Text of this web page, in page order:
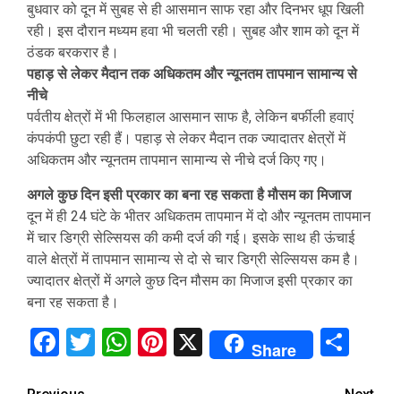
बुधवार को दून में सुबह से ही आसमान साफ रहा और दिनभर धूप खिली
रही। इस दौरान मध्यम हवा भी चलती रही। सुबह और शाम को दून में
ठंडक बरकरार है।
पहाड़ से लेकर मैदान तक अधिकतम और न्यूनतम तापमान सामान्य से
नीचे
पर्वतीय क्षेत्रों में भी फिलहाल आसमान साफ है, लेकिन बर्फीली हवाएं
कंपकंपी छुटा रही हैं। पहाड़ से लेकर मैदान तक ज्यादातर क्षेत्रों में
अधिकतम और न्यूनतम तापमान सामान्य से नीचे दर्ज किए गए।
अगले कुछ दिन इसी प्रकार का बना रह सकता है मौसम का मिजाज
दून में ही 24 घंटे के भीतर अधिकतम तापमान में दो और न्यूनतम तापमान
में चार डिग्री सेल्सियस की कमी दर्ज की गई। इसके साथ ही ऊंचाई
वाले क्षेत्रों में तापमान सामान्य से दो से चार डिग्री सेल्सियस कम है।
ज्यादातर क्षेत्रों में अगले कुछ दिन मौसम का मिजाज इसी प्रकार का
बना रह सकता है।
Facebook
Twitter
WhatsApp
Pinterest
X Share